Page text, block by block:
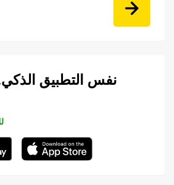
نفس التطبيق